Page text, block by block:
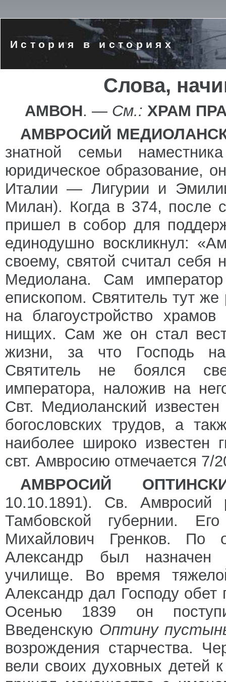
История в историях
Слова,
АМВОН. — См.: ХРАМ
АМВРОСИЙ
знатной семьи
юридическое образование,
Италии — Лигурии и
Милан). Когда в 374, после
пришел в собор для
единодушно воскликнул:
своему, святой считал себя
Медиолана. Сам
епископом. Святитель тут
на благоустройство
нищих. Сам же он стал
жизни, за что Господь
Святитель не боялся
императора, наложив на
Свт. Медиоланский
богословских трудов, а
наиболее широко известен
свт. Амвросию отмечается 7/
АМВРОСИЙ
10.10.1891). Св.
Тамбовской губернии.
Михайлович Гренков. По
Александр был назначен
училище. Во время
Александр дал Господу
Осенью 1839 он
Введенскую Оптину
возрождения старчества.
вели своих духовных детей